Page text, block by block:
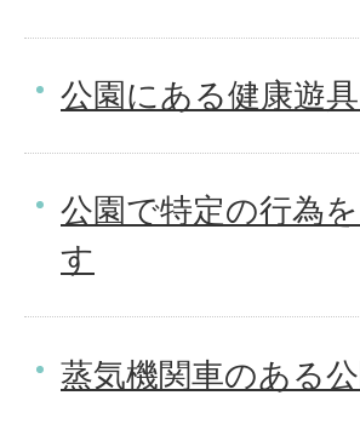
公園にある健康遊
公園で特定の行為
す
蒸気機関車のある